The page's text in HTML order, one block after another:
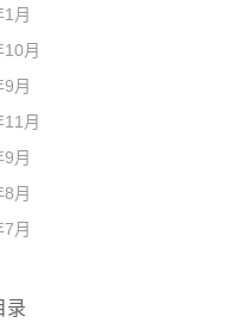
月
月
月
月
月
月
月
录